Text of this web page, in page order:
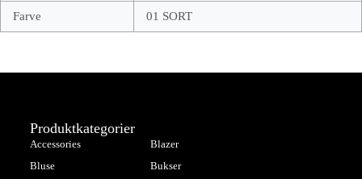
Farve 01 SORT
Produktkategorier
Accessories
Blazer
Bluse
Bukser